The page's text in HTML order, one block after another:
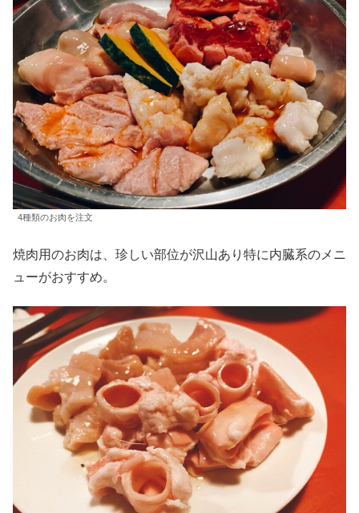
4種類のお肉を注文
焼肉用のお肉は、珍しい部位が沢山あり特に内臓系のメニ
ューがおすすめ。